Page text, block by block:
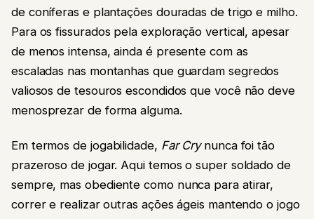
de coníferas e plantações douradas de trigo e milho.
Para os fissurados pela exploração vertical, apesar
de menos intensa, ainda é presente com as
escaladas nas montanhas que guardam segredos
valiosos de tesouros escondidos que você não deve
menosprezar de forma alguma.
Em termos de jogabilidade, Far Cry nunca foi tão
prazeroso de jogar. Aqui temos o super soldado de
sempre, mas obediente como nunca para atirar,
correr e realizar outras ações ágeis mantendo o jogo